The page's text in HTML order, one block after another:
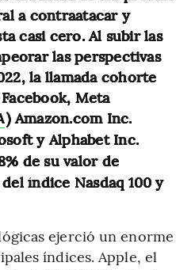
a contraatacar y
casi cero. Al subir las
las perspectivas
la llamada cohorte
Meta
) Amazon.com Inc.
y Alphabet Inc.
de su valor de
índice Nasdaq 100 y
ejerció un enorme
índices. Apple, el